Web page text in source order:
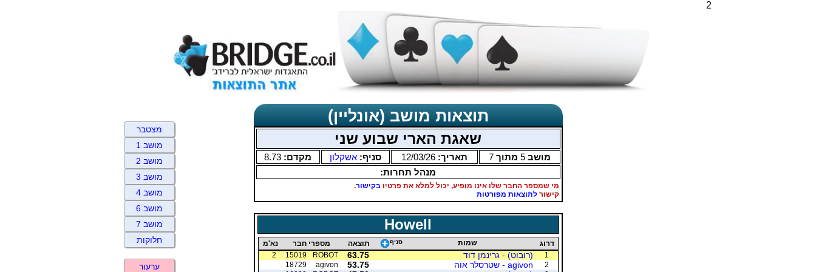
2
תוצאות מושב (אונליין)
שאגת הארי שבוע שני
מושב5 מתוך7 תאריך:12/03/26 סניף:אשקלון מקדם: 8.73
מנהל תחרות:
מי שמספר החבר שלו אינו מופיע, יכול למלא את פרטיובקישור.
קישורלתוצאות מפורטות
Howell
דרוג שמות סניף תוצאה מספרי חבר
נא'מ
1
(רובוט) - גרינמן דוד 63.75
ROBOT
15019
2
2
agivon - שטרסלר אוה 53.75
agivon
18729
מצטבר
מושב 1
מושב 2
מושב 3
מושב 4
מושב 6
מושב 7
חלוקות
ערעור